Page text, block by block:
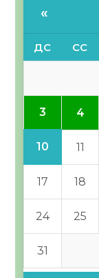
«
ДС СС
3 4
10 11
17 18
24 25
31